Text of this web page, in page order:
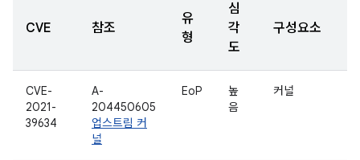
CVE 참조
유
형
심
각
도
구성요소
CVE-
2021-
39634
A-
204450605
업스트림 커
널
EoP
높
음
커널